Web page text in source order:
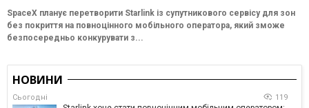
SpaceX планує перетворити Starlink із супутникового сервісу для зон
без покриття на повноцінного мобільного оператора, який зможе
безпосередньо конкурувати з...
НОВИНИ
Сьогодні 119